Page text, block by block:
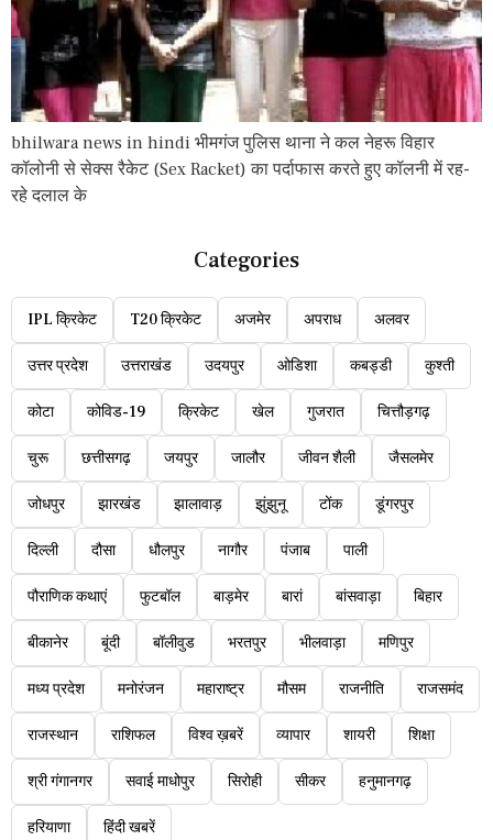
bhilwara news in hindi भीमगंज पुलिस थाना ने कल नेहरू विहार
कॉलोनी से सेक्स रैकेट (Sex Racket) का पर्दाफास करते हुए कॉलनी में रह-
रहे दलाल के
Categories
IPL क्रिकेट T20 क्रिकेट अजमेर अपराध अलवर
उत्तर प्रदेश उत्तराखंड उदयपुर ओडिशा कबड्डी कुश्ती
कोटा कोविड-19 क्रिकेट खेल गुजरात चित्तौड़गढ़
चुरू छत्तीसगढ़ जयपुर जालौर जीवन शैली जैसलमेर
जोधपुर झारखंड झालावाड़ झुंझुनू टोंक डूंगरपुर
दिल्ली दौसा धौलपुर नागौर पंजाब पाली
पौराणिक कथाएं फुटबॉल बाड़मेर बारां बांसवाड़ा बिहार
बीकानेर बूंदी बॉलीवुड भरतपुर भीलवाड़ा मणिपुर
मध्य प्रदेश मनोरंजन महाराष्ट्र मौसम राजनीति राजसमंद
राजस्थान राशिफल विश्व ख़बरें व्यापार शायरी शिक्षा
श्री गंगानगर सवाई माधोपुर सिरोही सीकर हनुमानगढ़
हरियाणा हिंदी खबरें